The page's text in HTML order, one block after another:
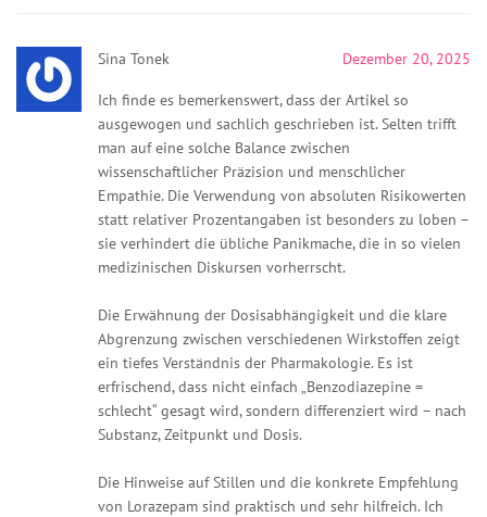
Sina Tonek Dezember 20, 2025
Ich finde es bemerkenswert, dass der Artikel so
ausgewogen und sachlich geschrieben ist. Selten trifft
man auf eine solche Balance zwischen
wissenschaftlicher Präzision und menschlicher
Empathie. Die Verwendung von absoluten Risikowerten
statt relativer Prozentangaben ist besonders zu loben –
sie verhindert die übliche Panikmache, die in so vielen
medizinischen Diskursen vorherrscht.
Die Erwähnung der Dosisabhängigkeit und die klare
Abgrenzung zwischen verschiedenen Wirkstoffen zeigt
ein tiefes Verständnis der Pharmakologie. Es ist
erfrischend, dass nicht einfach „Benzodiazepine =
schlecht“ gesagt wird, sondern differenziert wird – nach
Substanz, Zeitpunkt und Dosis.
Die Hinweise auf Stillen und die konkrete Empfehlung
von Lorazepam sind praktisch und sehr hilfreich. Ich